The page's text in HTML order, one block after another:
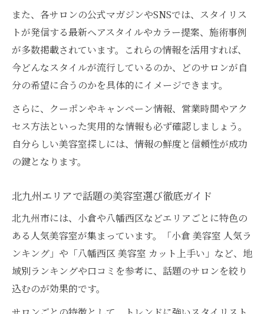
験
口コミでも高評価のショートカット美容室
探し
メンズ美容室も網羅した家族満足のポイント
家族で通えるメンズ美容室の選び方ガイド
美容室マガジンで探すメンズ人気サロン情
報
パートナーも満足のメンズ美容室活用術
口コミで話題のメンズ美容室見極めポイン
美容室選びで家族全員が満足するコツを紹
介
また、各サロンの公式マガジンやSNSでは、スタイリス
トが発信する最新ヘアスタイルやカラー提案、施術事例
が多数掲載されています。これらの情報を活用すれば、
今どんなスタイルが流行しているのか、どのサロンが自
分の希望に合うのかを具体的にイメージできます。
さらに、クーポンやキャンペーン情報、営業時間やアク
セス方法といった実用的な情報も必ず確認しましょう。
自分らしい美容室探しには、情報の鮮度と信頼性が成功
の鍵となります。
北九州エリアで話題の美容室選び徹底ガイド
北九州市には、小倉や八幡西区などエリアごとに特色の
ある人気美容室が集まっています。「小倉 美容室 人気ラ
ンキング」や「八幡西区 美容室 カット上手い」など、地
域別ランキングや口コミを参考に、話題のサロンを絞り
込むのが効果的です。